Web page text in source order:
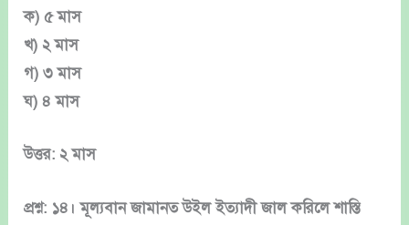
ক) ৫ মাস
খ) ২ মাস
গ) ৩ মাস
ঘ) ৪ মাস
উত্তর: ২ মাস
প্রশ্ন: ১৪। মূল্যবান জামানত উইল ইত্যাদী জাল করিলে শাস্তি